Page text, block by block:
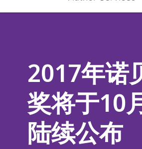
2017年诺
奖将于10
陆续公布